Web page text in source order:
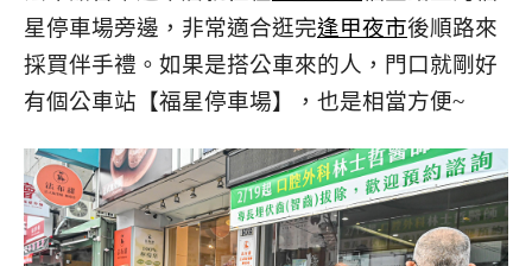
星停車場旁邊，非常適合逛完逢甲夜市後順路來
採買伴手禮。如果是搭公車來的人，門口就剛好
有個公車站【福星停車場】，也是相當方便~